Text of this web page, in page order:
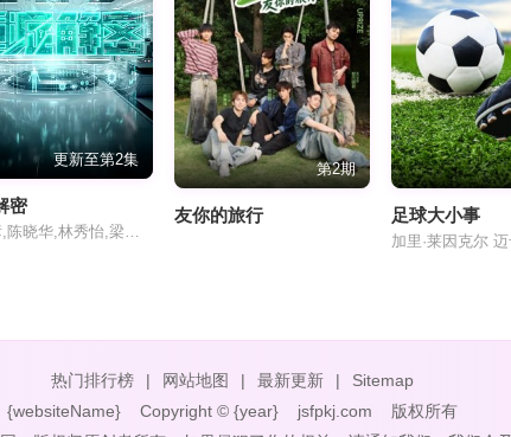
更新至第2集
密
谭俊彦,陈晓华,林秀怡,梁凯晴
第2期
友你的旅行 足球大小事
热门排行榜 | 网站地图 | 最新更新 |
Sitemap
{websiteName}
Copyright © {year} jsfpkj.com
版权所有